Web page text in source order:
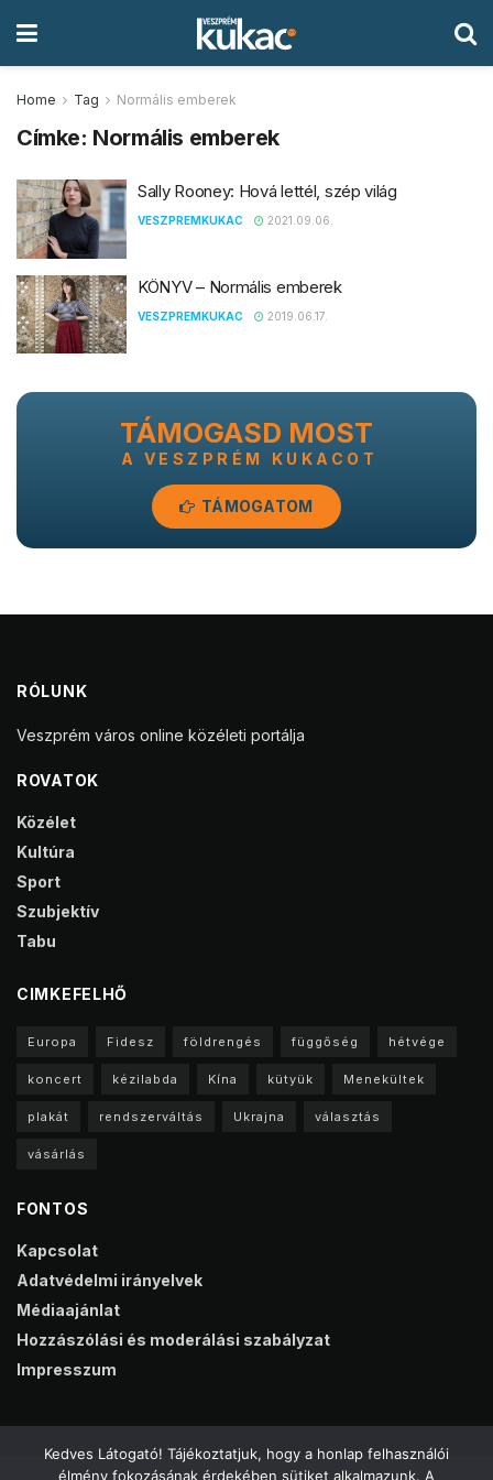
Home Tag Normális emberek
Címke: Normális emberek
Sally Rooney: Hová lettél, szép világ
VESZPREMKUKAC 2021.09.06.
KÖNYV – Normális emberek
VESZPREMKUKAC 2019.06.17.
TÁMOGASD MOST
A VESZPRÉM KUKACOT
TÁMOGATOM
RÓLUNK
Veszprém város online közéleti portálja
ROVATOK
Közélet
Kultúra
Sport
Szubjektív
Tabu
CIMKEFELHŐ
Europa Fidesz földrengés függőség hétvége
koncert kézilabda Kína kütyük Menekültek
plakát rendszerváltás Ukrajna választás
vásárlás
FONTOS
Kapcsolat
Adatvédelmi irányelvek
Médiaajánlat
Hozzászólási és moderálási szabályzat
Impresszum
Kedves Látogató! Tájékoztatjuk, hogy a honlap felhasználói
élmény fokozásának érdekében sütiket alkalmazunk. A